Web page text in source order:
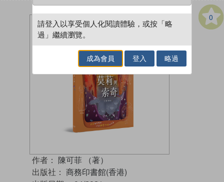
0
作者： 陳可菲 （著）
出版社： 商務印書館(香港)
請登入以享受個人化閱讀體驗，或按「略
過」繼續瀏覽。
成為會員 登入 略過